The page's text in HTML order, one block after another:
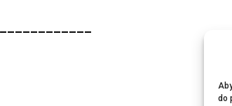
do